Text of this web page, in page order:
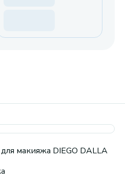
макияжа DIEGO DALLA